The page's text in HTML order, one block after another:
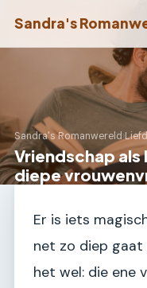
Sandra's
Sandra's Romanwereld›
Vriendschap
diepe
Er is iets
net zo diep gaat
het wel: die ene